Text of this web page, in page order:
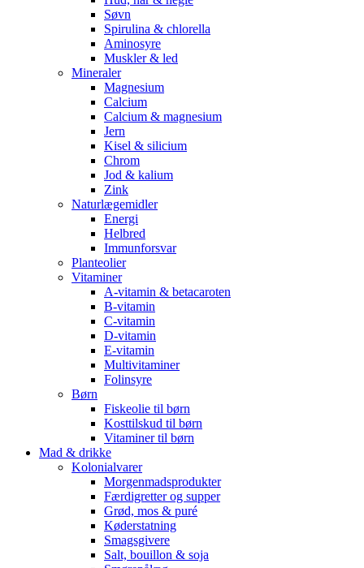
Søvn
Spirulina & chlorella
Aminosyre
Muskler & led
Mineraler
Magnesium
Calcium
Calcium & magnesium
Jern
Kisel & silicium
Chrom
Jod & kalium
Zink
Naturlægemidler
Energi
Helbred
Immunforsvar
Planteolier
Vitaminer
A-vitamin & betacaroten
B-vitamin
C-vitamin
D-vitamin
E-vitamin
Multivitaminer
Folinsyre
Børn
Fiskeolie til børn
Kosttilskud til børn
Vitaminer til børn
Mad & drikke
Kolonialvarer
Morgenmadsprodukter
Færdigretter og supper
Grød, mos & puré
Køderstatning
Smagsgivere
Salt, bouillon & soja